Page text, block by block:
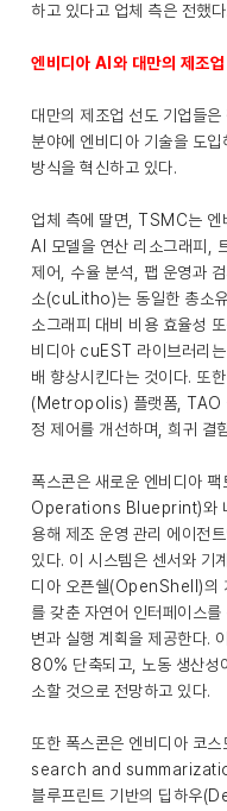
하고 있다고 업체 측은 전했다.
엔비디아 AI와 대만의 제조
대만의 제조업 선도 기업들
분야에 엔비디아 기술을 도
방식을 혁신하고 있다.
업체 측에 딸면, TSMC는
AI 모델을 연산 리소그래피,
제어, 수율 분석, 팹 운영과
소(cuLitho)는 동일한 총소
소그래피 대비 비용 효율성
비디아 cuEST 라이브러리
배 향상시킨다는 것이다. 또
(Metropolis) 플랫폼, TAO
정 제어를 개선하며, 희귀 결
폭스콘은 새로운 엔비디아
Operations Blueprint)와
용해 제조 운영 관리 에이
있다. 이 시스템은 센서와 기
디아 오픈쉘(OpenShell)의
를 갖춘 자연어 인터페이스
변과 실행 계획을 제공한다.
80% 단축되고, 노동 생산성
소할 것으로 전망하고 있다.
또한 폭스콘은 엔비디아 코
search and
블루프린트 기반의 딥하우